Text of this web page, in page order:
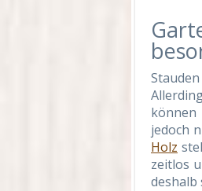
können
jedoch
Holz
zeitlos
deshalb